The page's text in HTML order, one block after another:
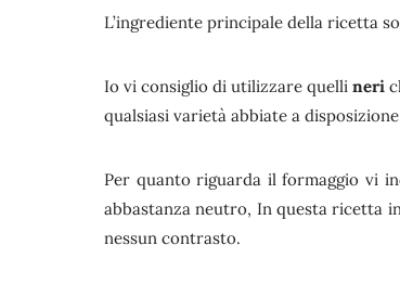
L’ingrediente principale della ricetta
Io vi consiglio di utilizzare quellineri
qualsiasi varietà abbiate a
Per quanto riguarda il formaggio vi
abbastanza neutro, In questa ricetta
nessun contrasto.